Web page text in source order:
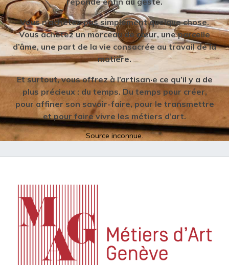
Vous n’achetez pas simplement quelque chose.
Vous achetez un morceau de cœur, une parcelle
d’âme, une part de la vie consacrée au travail de la
matière.
Et surtout, vous offrez à l’artisan·e ce qu’il y a de
plus précieux : du temps. Du temps pour créer,
pour affiner son savoir-faire, pour le transmettre
et pour faire vivre les métiers d’art.
Source inconnue.